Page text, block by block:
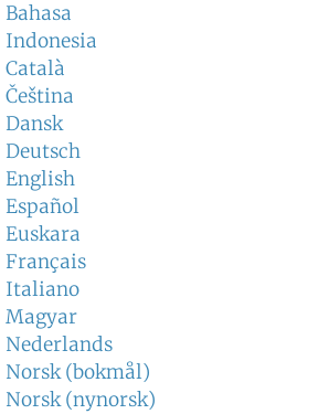
Bahasa
Indonesia
Català
Čeština
Dansk
Deutsch
English
Español
Euskara
Français
Italiano
Magyar
Nederlands
Norsk (bokmål)
Norsk (nynorsk)